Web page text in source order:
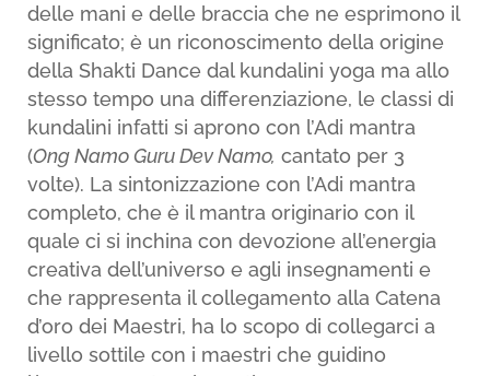
delle mani e delle braccia che ne esprimono il
significato; è un riconoscimento della origine
della Shakti Dance dal kundalini yoga ma allo
stesso tempo una differenziazione, le classi di
kundalini infatti si aprono con l’Adi mantra
(Ong Namo Guru Dev Namo, cantato per 3
volte). La sintonizzazione con l’Adi mantra
completo, che è il mantra originario con il
quale ci si inchina con devozione all’energia
creativa dell’universo e agli insegnamenti e
che rappresenta il collegamento alla Catena
d’oro dei Maestri, ha lo scopo di collegarci a
livello sottile con i maestri che guidino